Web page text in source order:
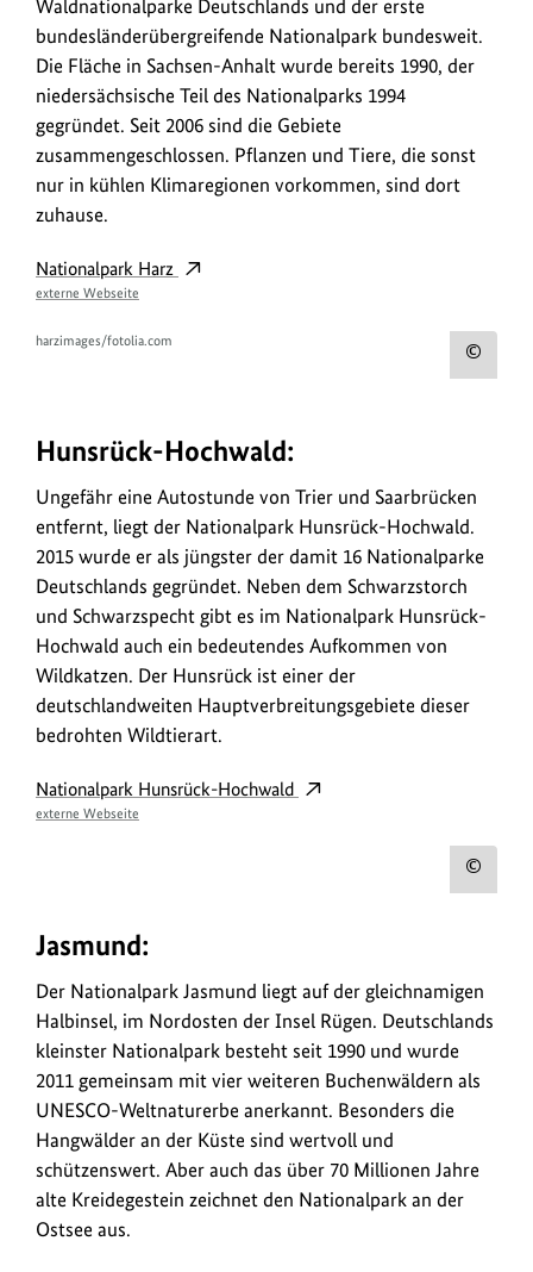
Waldnationalparke Deutschlands und der erste
bundesländerübergreifende Nationalpark bundesweit.
Die Fläche in Sachsen-Anhalt wurde bereits 1990, der
niedersächsische Teil des Nationalparks 1994
gegründet. Seit 2006 sind die Gebiete
zusammengeschlossen. Pflanzen und Tiere, die sonst
nur in kühlen Klimaregionen vorkommen, sind dort
zuhause.
Nationalpark Harz
externe Webseite
harzimages/fotolia.com
Hunsrück-Hochwald:
Ungefähr eine Autostunde von Trier und Saarbrücken
entfernt, liegt der Nationalpark Hunsrück-Hochwald.
2015 wurde er als jüngster der damit 16 Nationalparke
Deutschlands gegründet. Neben dem Schwarzstorch
und Schwarzspecht gibt es im Nationalpark Hunsrück-
Hochwald auch ein bedeutendes Aufkommen von
Wildkatzen. Der Hunsrück ist einer der
deutschlandweiten Hauptverbreitungsgebiete dieser
bedrohten Wildtierart.
Nationalpark Hunsrück-Hochwald
externe Webseite
Jasmund:
Der Nationalpark Jasmund liegt auf der gleichnamigen
Halbinsel, im Nordosten der Insel Rügen. Deutschlands
kleinster Nationalpark besteht seit 1990 und wurde
2011 gemeinsam mit vier weiteren Buchenwäldern als
UNESCO-Weltnaturerbe anerkannt. Besonders die
Hangwälder an der Küste sind wertvoll und
schützenswert. Aber auch das über 70 Millionen Jahre
alte Kreidegestein zeichnet den Nationalpark an der
Ostsee aus.